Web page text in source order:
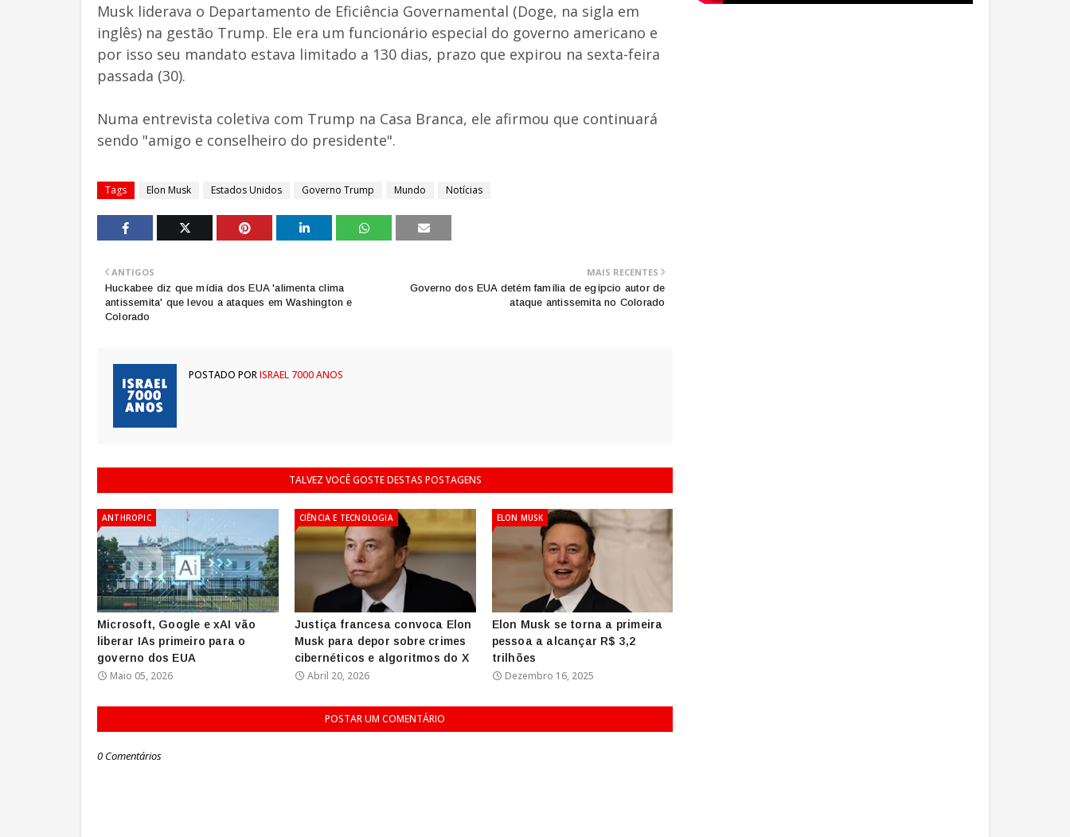
Musk liderava o Departamento de Eficiência Governamental (Doge, na sigla em
inglês) na gestão Trump. Ele era um funcionário especial do governo americano e
por isso seu mandato estava limitado a 130 dias, prazo que expirou na sexta-feira
passada (30).
Numa entrevista coletiva com Trump na Casa Branca, ele afirmou que continuará
sendo "amigo e conselheiro do presidente".
Tags Elon Musk Estados Unidos Governo Trump Mundo Notícias
MAIS RECENTES
Governo dos EUA detém família de egípcio autor de
ataque antissemita no Colorado
ANTIGOS
Huckabee diz que mídia dos EUA 'alimenta clima
antissemita' que levou a ataques em Washington e
Colorado
POSTADO PORISRAEL 7000 ANOS
TALVEZ VOCÊ GOSTE DESTAS POSTAGENS
ANTHROPIC
Microsoft, Google e xAI vão
liberar IAs primeiro para o
governo dos EUA
Maio 05, 2026
CIÊNCIA E TECNOLOGIA
Justiça francesa convoca Elon
Musk para depor sobre crimes
cibernéticos e algoritmos do X
Abril 20, 2026
ELON MUSK
Elon Musk se torna a primeira
pessoa a alcançar R$ 3,2
trilhões
Dezembro 16, 2025
POSTAR UM COMENTÁRIO
0 Comentários